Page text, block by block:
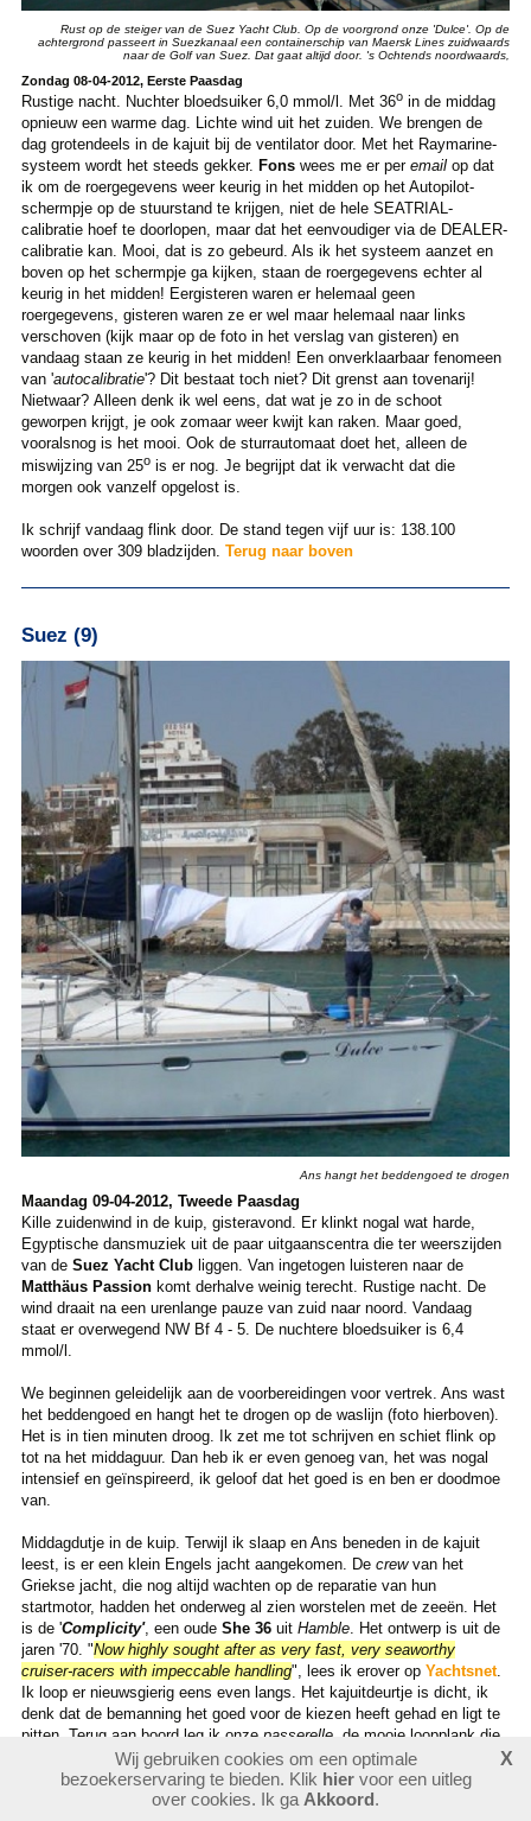
Rust op de steiger van de Suez Yacht Club. Op de voorgrond onze 'Dulce'. Op de
achtergrond passeert in Suezkanaal een containerschip van Maersk Lines zuidwaards
naar de Golf van Suez. Dat gaat altijd door. 's Ochtends noordwaards,
Zondag 08-04-2012, Eerste Paasdag
Rustige nacht. Nuchter bloedsuiker 6,0 mmol/l. Met 36oin de middag
opnieuw een warme dag. Lichte wind uit het zuiden. We brengen de
dag grotendeels in de kajuit bij de ventilator door. Met het Raymarine-
systeem wordt het steeds gekker. Fonswees me er per emailop dat
ik om de roergegevens weer keurig in het midden op het Autopilot-
schermpje op de stuurstand te krijgen, niet de hele SEATRIAL-
calibratie hoef te doorlopen, maar dat het eenvoudiger via de DEALER-
calibratie kan. Mooi, dat is zo gebeurd. Als ik het systeem aanzet en
boven op het schermpje ga kijken, staan de roergegevens echter al
keurig in het midden! Eergisteren waren er helemaal geen
roergegevens, gisteren waren ze er wel maar helemaal naar links
verschoven (kijk maar op de foto in het verslag van gisteren) en
vandaag staan ze keurig in het midden! Een onverklaarbaar fenomeen
van 'autocalibratie'? Dit bestaat toch niet? Dit grenst aan tovenarij!
Nietwaar? Alleen denk ik wel eens, dat wat je zo in de schoot
geworpen krijgt, je ook zomaar weer kwijt kan raken. Maar goed,
vooralsnog is het mooi. Ook de sturrautomaat doet het, alleen de
miswijzing van 25ois er nog. Je begrijpt dat ik verwacht dat die
morgen ook vanzelf opgelost is.
Ik schrijf vandaag flink door. De stand tegen vijf uur is: 138.100
woorden over 309 bladzijden. Terug naar boven
Suez (9)
Ans hangt het beddengoed te drogen
Maandag 09-04-2012, Tweede Paasdag
Kille zuidenwind in de kuip, gisteravond. Er klinkt nogal wat harde,
Egyptische dansmuziek uit de paar uitgaanscentra die ter weerszijden
van de Suez Yacht Clubliggen. Van ingetogen luisteren naar de
Matthäus Passionkomt derhalve weinig terecht. Rustige nacht. De
wind draait na een urenlange pauze van zuid naar noord. Vandaag
staat er overwegend NW Bf 4 - 5. De nuchtere bloedsuiker is 6,4
mmol/l.
We beginnen geleidelijk aan de voorbereidingen voor vertrek. Ans wast
het beddengoed en hangt het te drogen op de waslijn (foto hierboven).
Het is in tien minuten droog. Ik zet me tot schrijven en schiet flink op
tot na het middaguur. Dan heb ik er even genoeg van, het was nogal
intensief en geïnspireerd, ik geloof dat het goed is en ben er doodmoe
van.
Middagdutje in de kuip. Terwijl ik slaap en Ans beneden in de kajuit
leest, is er een klein Engels jacht aangekomen. De crewvan het
Griekse jacht, die nog altijd wachten op de reparatie van hun
startmotor, hadden het onderweg al zien worstelen met de zeeën. Het
is de 'Complicity', een oude She 36uit Hamble. Het ontwerp is uit de
jaren '70. "Now highly sought after as very fast, very seaworthy
cruiser-racers with impeccable handling", lees ik erover op Yachtsnet.
Ik loop er nieuwsgierig eens even langs. Het kajuitdeurtje is dicht, ik
denk dat de bemanning het goed voor de kiezen heeft gehad en ligt te
pitten. Terug aan boord leg ik onze passerelle, de mooie loopplank die
tegen de hekstoel zit vastgebonden, vast met een kabelslot. Je
weet maar nooit. Ikcheckhet Raymarine-systeemmaar weer een
keer: alles werkt. Ans vindt op de kuipvloer het kleine schroefbusje,
Wij gebruiken cookies om een optimale
bezoekerservaring te bieden. Klik hiervoor een uitleg
over cookies. Ik ga Akkoord.
X